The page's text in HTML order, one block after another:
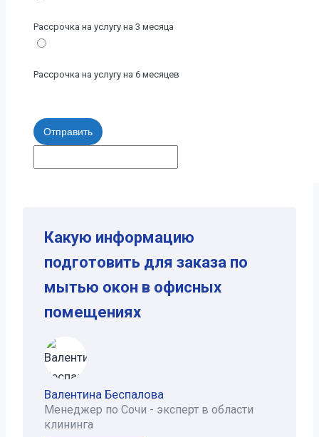
Рассрочка на услугу на 3 месяца
Рассрочка на услугу на 6 месяцев
Отправить
Какую информацию
подготовить для заказа по
мытью окон в офисных
помещениях
Валентина Беспалова
Менеджер по Сочи - эксперт в области
клининга